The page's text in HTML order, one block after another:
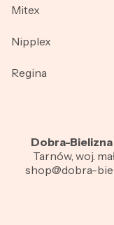
Mitex
Nipplex
Regina
Dobra-Bielizna
Tarnów, woj.
shop@dobra-